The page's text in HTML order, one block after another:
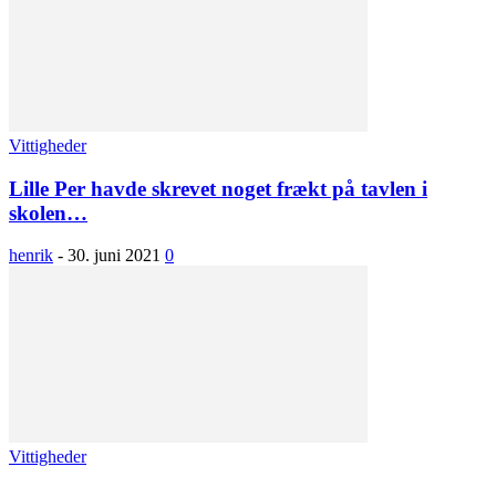
Vittigheder
Lille Per havde skrevet noget frækt på tavlen i
skolen…
henrik - 30. juni 2021 0
Vittigheder